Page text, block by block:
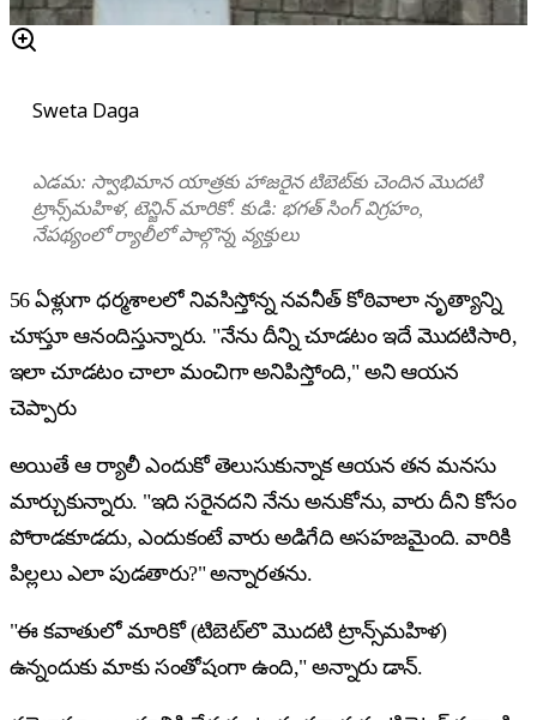
Sweta Daga
ఎడమ: స్వాభిమాన యాత్రకు హాజరైన టిబెట్‌కు చెందిన మొదటి
ట్రాన్స్‌మహిళ, టెన్జిన్ మారికో. కుడి: భగత్ సింగ్ విగ్రహం,
నేపథ్యంలో ర్యాలీలో పాల్గొన్న వ్యక్తులు
56 ఏళ్లుగా ధర్మశాలలో నివసిస్తోన్న నవనీత్ కోఠివాలా నృత్యాన్ని
చూస్తూ ఆనందిస్తున్నారు. "నేను దీన్ని చూడటం ఇదే మొదటిసారి,
ఇలా చూడటం చాలా మంచిగా అనిపిస్తోంది," అని ఆయన
చెప్పారు
అయితే ఆ ర్యాలీ ఎందుకో తెలుసుకున్నాక ఆయన తన మనసు
మార్చుకున్నారు. "ఇది సరైనదని నేను అనుకోను, వారు దీని కోసం
పోరాడకూడదు, ఎందుకంటే వారు అడిగేది అసహజమైంది. వారికి
పిల్లలు ఎలా పుడతారు?" అన్నారతను.
"ఈ కవాతులో మారికో (టిబెట్‌లొ మొదటి ట్రాన్స్‌మహిళ)
ఉన్నందుకు మాకు సంతోషంగా ఉంది," అన్నారు డాన్.